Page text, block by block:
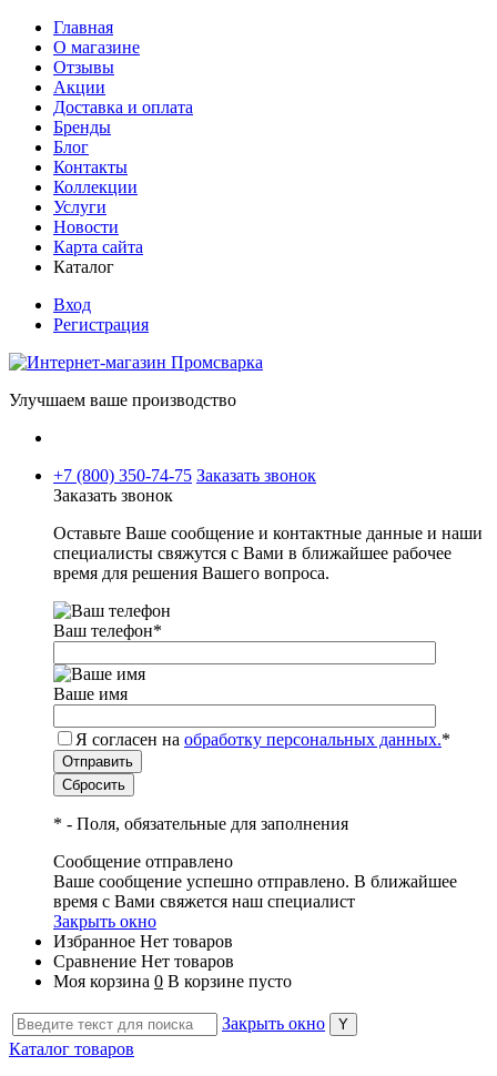
Главная
О магазине
Отзывы
Акции
Доставка и оплата
Бренды
Блог
Контакты
Коллекции
Услуги
Новости
Карта сайта
Каталог
Вход
Регистрация
Улучшаем ваше производство
+7 (800) 350-74-75 Заказать звонок
Заказать звонок
Оставьте Ваше сообщение и контактные данные и наши
специалисты свяжутся с Вами в ближайшее рабочее
время для решения Вашего вопроса.
Ваш телефон*
Ваше имя
Я согласен на обработку персональных данных.*
* - Поля, обязательные для заполнения
Сообщение отправлено
Ваше сообщение успешно отправлено. В ближайшее
время с Вами свяжется наш специалист
Закрыть окно
Избранное Нет товаров
Сравнение Нет товаров
Моя корзина 0 В корзине пусто
Закрыть окно
Каталог товаров